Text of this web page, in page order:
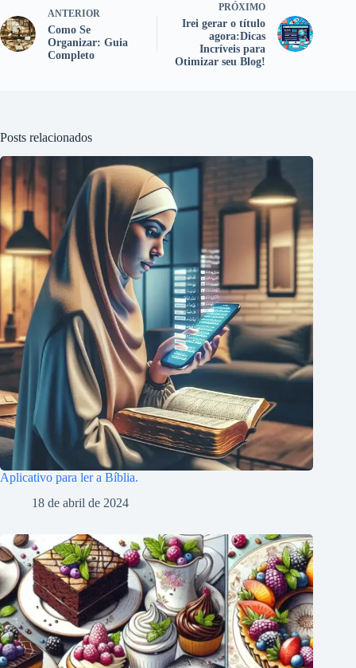
ANTERIOR
Como Se
Organizar: Guia
Completo
PRÓXIMO
Irei gerar o título
agora:Dicas
Incríveis para
Otimizar seu Blog!
Posts relacionados
Aplicativo para ler a Bíblia.
18 de abril de 2024